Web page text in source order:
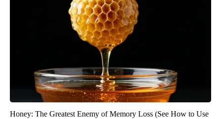
Honey: The Greatest Enemy of Memory Loss (See How to Use